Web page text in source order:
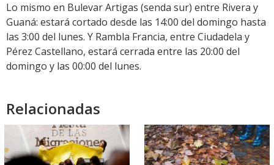
Lo mismo en Bulevar Artigas (senda sur) entre Rivera y
Guaná: estará cortado desde las 14:00 del domingo hasta
las 3:00 del lunes. Y Rambla Francia, entre Ciudadela y
Pérez Castellano, estará cerrada entre las 20:00 del
domingo y las 00:00 del lunes.
Relacionadas